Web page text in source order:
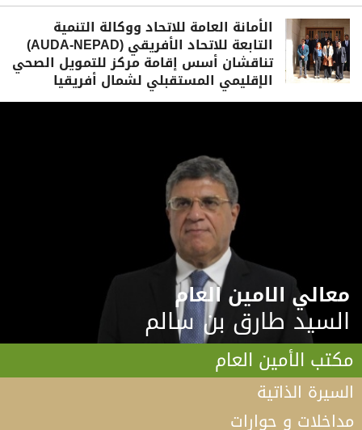
الأمانة العامة للاتحاد ووكالة التنمية
التابعة للاتحاد الأفريقي (AUDA-NEPAD)
تناقشان أسس إقامة مركز للتمويل الصحي
الإقليمي المستقبلي لشمال أفريقيا
معالي الامين العام
السيد طارق بن سالم
مكتب الأمين العام
السيرة الذاتية
مداخلات و حوارات